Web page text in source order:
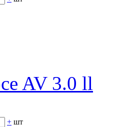
AV 3.0 ll
+ шт